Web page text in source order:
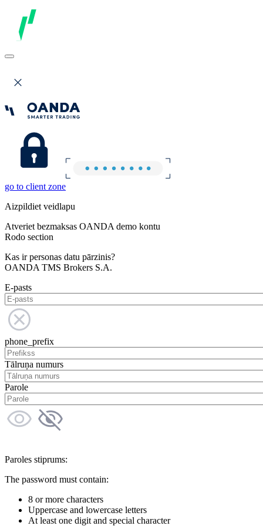
go to client zone
Aizpildiet veidlapu
Atveriet bezmaksas OANDA demo kontu
Rodo section
Kas ir personas datu pārzinis?
OANDA TMS Brokers S.A.
E-pasts
phone_prefix
Tālruņa numurs
Parole
Paroles stiprums:
The password must contain:
8 or more characters
Uppercase and lowercase letters
At least one digit and special character